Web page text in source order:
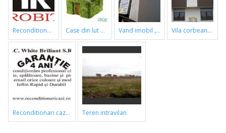
reconditionari cazi de baie case din lut si paie vand imobil ,790m,piata gorjului,pret negociabil vila corbeanca
reconditionari cazi de baie teren intravilan